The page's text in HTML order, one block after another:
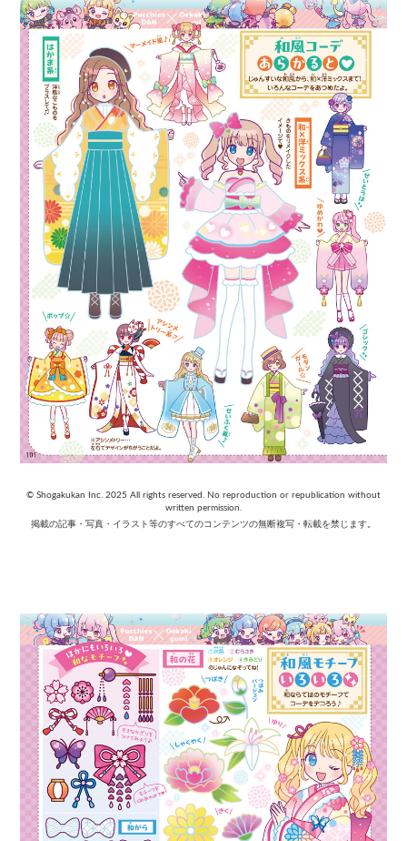
© Shogakukan Inc. 2025 All rights reserved. No reproduction or republication without
written permission.
掲載の記事・写真・イラスト等のすべてのコンテンツの無断複写・転載を禁じます。